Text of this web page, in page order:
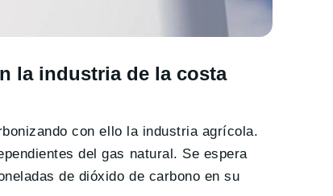
la industria de la costa
con ello la industria agrícola.
del gas natural. Se espera
de dióxido de carbono en su